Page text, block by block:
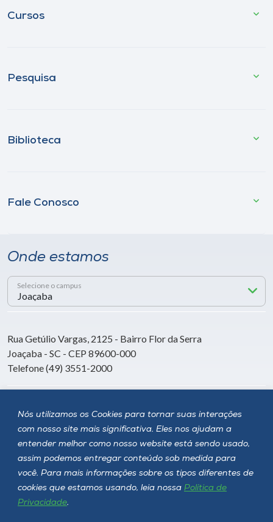
Nós utilizamos os Cookies para tornar suas interações
com nosso site mais significativa. Eles nos ajudam a
entender melhor como nosso website está sendo usado,
assim podemos entregar conteúdo sob medida para
você. Para mais informações sobre os tipos diferentes de
cookies que estamos usando, leia nossa Política de
Privacidade.
Cursos
Pesquisa
Biblioteca
Fale Conosco
Onde estamos
Selecione o campus
Rua Getúlio Vargas, 2125 - Bairro Flor da Serra
Joaçaba - SC - CEP 89600-000
Telefone (49) 3551-2000
Siga a Unoesc